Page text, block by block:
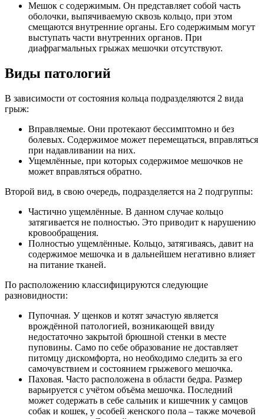
Мешок с содержимым. Он представляет собой часть
оболочки, выпячиваемую сквозь кольцо, при этом
смещаются внутренние органы. Его содержимым могут
выступать части внутренних органов. При
диафрагмальных грыжах мешочки отсутствуют.
Виды патологий
В зависимости от состояния кольца подразделяются 2 вида
грыж:
Вправляемые. Они протекают бессимптомно и без
болевых. Содержимое может перемещаться, вправляться
при надавливании на них.
Ущемлённые, при которых содержимое мешочков не
может вправляться обратно.
Второй вид, в свою очередь, подразделяется на 2 подгруппы:
Частично ущемлённые. В данном случае кольцо
затягивается не полностью. Это приводит к нарушению
кровообращения.
Полностью ущемлённые. Кольцо, затягиваясь, давит на
содержимое мешочка и в дальнейшем негативно влияет
на питание тканей.
По расположению классифицируются следующие
разновидности:
Пупочная. У щенков и котят зачастую является
врождённой патологией, возникающей ввиду
недостаточно закрытой брюшной стенки в месте
пуповины. Само по себе образование не доставляет
питомцу дискомфорта, но необходимо следить за его
самочувствием и состоянием грыжевого мешочка.
Паховая. Часто расположена в области бедра. Размер
варьируется с учётом объёма мешочка. Последний
может содержать в себе сальник и кишечник у самцов
собак и кошек, у особей женского пола – также мочевой